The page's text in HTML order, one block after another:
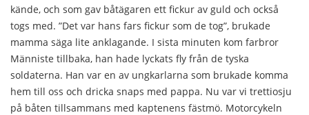
kände, och som gav båtägaren ett fickur av guld och också
togs med. ”Det var hans fars fickur som de tog”, brukade
mamma säga lite anklagande. I sista minuten kom farbror
Männiste tillbaka, han hade lyckats fly från de tyska
soldaterna. Han var en av ungkarlarna som brukade komma
hem till oss och dricka snaps med pappa. Nu var vi trettiosju
på båten tillsammans med kaptenens fästmö. Motorcykeln